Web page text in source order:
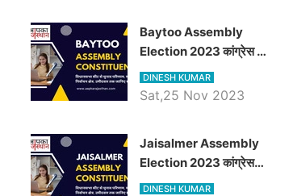
Baytoo Assembly
Election 2023 कांग्रेस से
हरीश चौधरी तो बालाराम मुंड होंगे
भाजपा उम्मीदवार, जानिये बायतू
DINESH KUMAR
Sat,25 Nov 2023
​​​​​​​Jaisalmer Assembly
Election 2023 कांग्रेस
रूपा राम मेघवाल तो छोटु सिंह
DINESH KUMAR